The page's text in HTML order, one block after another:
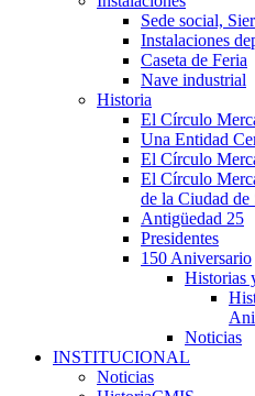
Sede social,
Instalaciones
Caseta de Feria
Nave industrial
Historia
El Círculo
Una Entidad
El Círculo
El Círculo
de la Ciudad
Antigüedad 25
Presidentes
150 Aniversario
Historias
Noticias
INSTITUCIONAL
Noticias